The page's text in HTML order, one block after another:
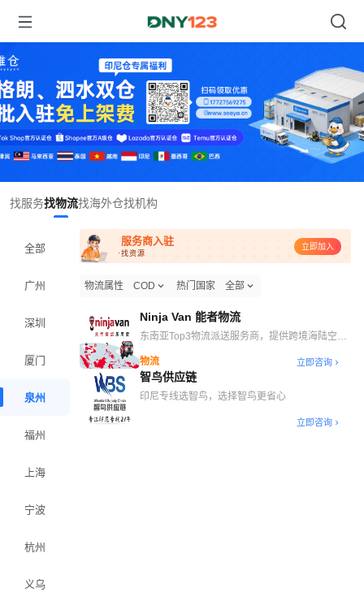
找服务找物流找海外仓找机构
全部
广州
深圳
厦门
泉州
福州
上海
宁波
杭州
义乌
服务商入驻
·找资源
立即加入
物流属性 COD 热门国家 全部
Ninja Van 能者物流
东南亚Top3物流派送服务商，提供跨境海陆空干
方案
物流 立即咨询
智鸟供应链
印尼专线选智鸟，选择智鸟更省心
立即咨询